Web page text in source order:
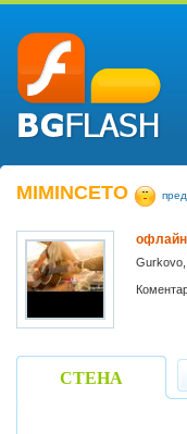
MIMINCETO
офлайн
Gurkovo,
СТЕНА